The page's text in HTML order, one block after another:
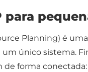
para
Planning) é
único sistema.
de forma